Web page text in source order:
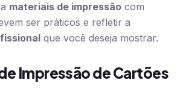
materiais de impressão com
ser práticos e refletir a
que você deseja mostrar.
Impressão de Cartões